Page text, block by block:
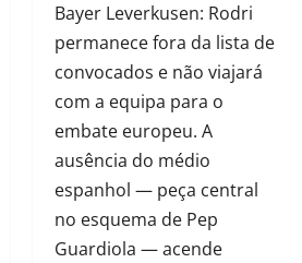
Bayer Leverkusen: Rodri
permanece fora da lista de
convocados e não viajará
com a equipa para o
embate europeu. A
ausência do médio
espanhol — peça central
no esquema de Pep
Guardiola — acende